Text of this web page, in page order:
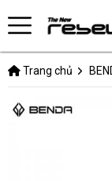
Trang chủ